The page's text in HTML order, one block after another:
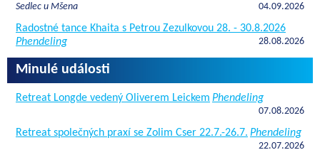
Sedlec u Mšena
04.09.2026
Radostné tance Khaita s Petrou Zezulkovou 28. - 30.8.2026
Phendeling
28.08.2026
Minulé události
Retreat Longde vedený Oliverem Leickem Phendeling
07.08.2026
Retreat společných praxí se Zolim Cser 22.7.-26.7. Phendeling
22.07.2026